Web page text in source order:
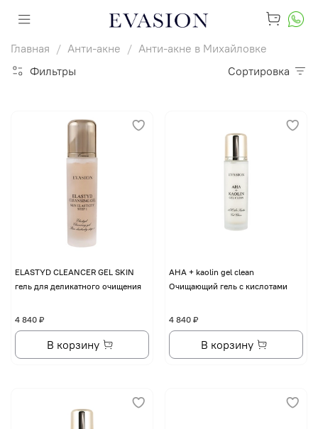
Главная Анти-акне
Анти-акне в Михайловке
Фильтры
Сортировка
ELASTYD CLEANCER GEL SKIN
гель для деликатного очищения
4 840 ₽
В корзину
AHA + kaolin gel clean
Очищающий гель с кислотами
4 840 ₽
В корзину